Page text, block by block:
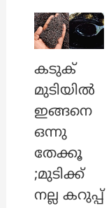
കടുക്
മുടിയിൽ
ഇങ്ങനെ
ഒന്നു
തേക്കൂ
;മുടിക്ക്
നല്ല കറുപ്പ്